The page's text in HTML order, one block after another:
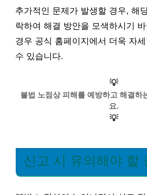
추가적인 문제가 발생할 경우, 해
락하여 해결 방안을 모색하시기
경우 공식 홈페이지에서 더욱 자
수 있습니다.
💡
불법 노점상 피해를 예방하고 해결하
요.
💡
신고 시 유의해야 할